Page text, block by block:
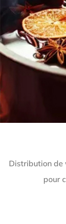
Distribution de
pour